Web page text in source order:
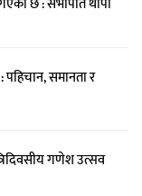
समानता र
गणेश उत्सव